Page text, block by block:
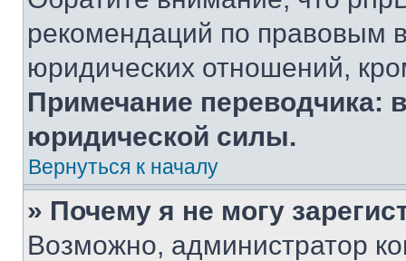
рекомендаций по правовым
юридических отношений,
Примечание переводчика:
юридической силы.
Вернуться к началу
» Почему я не могу
Возможно, администратор